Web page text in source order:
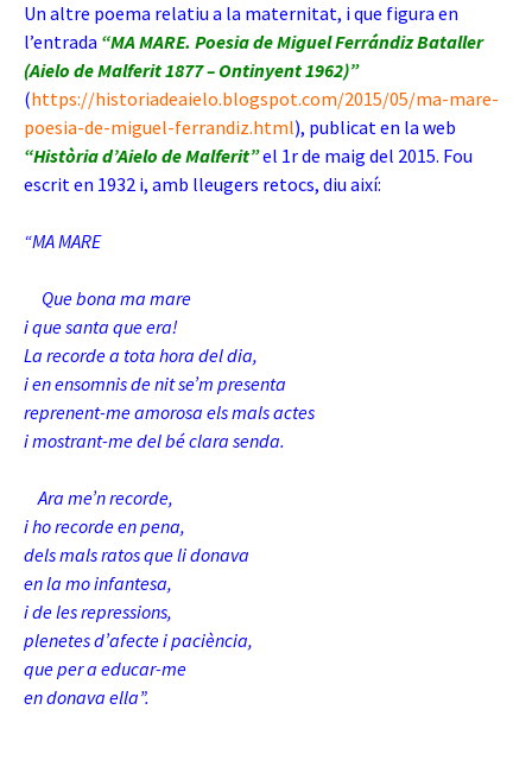
Un altre poema relatiu a la maternitat, i que figura en
l’entrada “MA MARE. Poesia de Miguel Ferrándiz Bataller
(Aielo de Malferit 1877 – Ontinyent 1962)”
(https://historiadeaielo.blogspot.com/2015/05/ma-mare-
poesia-de-miguel-ferrandiz.html), publicat en la web
“Història d’Aielo de Malferit”el 1r de maig del 2015. Fou
escrit en 1932 i, amb lleugers retocs, diu així:
“MA MARE
Que bona ma mare
i que santa que era!
La recorde a tota hora del dia,
i en ensomnis de nit se’m presenta
reprenent-me amorosa els mals actes
i mostrant-me del bé clara senda.
Ara me’n recorde,
i ho recorde en pena,
dels mals ratos que li donava
en la mo infantesa,
i de les repressions,
plenetes d’afecte i paciència,
que per a educar-me
en donava ella”.